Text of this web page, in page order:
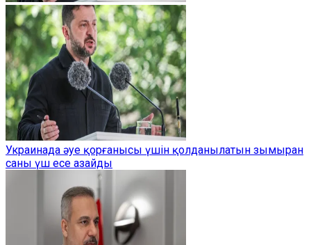
Украинада әуе қорғанысы үшін қолданылатын зымыран
саны үш есе азайды